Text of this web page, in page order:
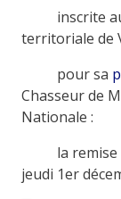
inscrite au
territoriale de
pour sa
Chasseur de
Nationale :
la remise
jeudi 1er